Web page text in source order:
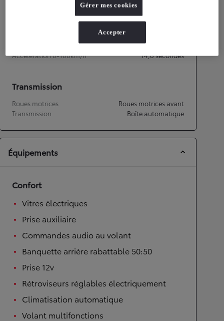
Accélération 0-100km/h
14,8secondes
Transmission
Roues motrices
Roues motrices avant
Transmission
Boîte automatique
Équipements
Confort
Vitres électriques
Prise auxiliaire
Commandes audio au volant
Banquette arrière rabattable 50:50
Prise 12v
Rétroviseurs réglables électriquement
Climatisation automatique
Volant multifonctions
Gérer mes cookies
Accepter